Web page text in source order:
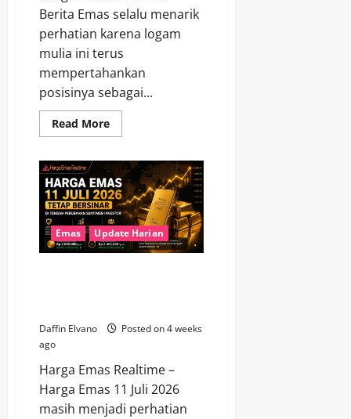
Berita Emas selalu menarik
perhatian karena logam
mulia ini terus
mempertahankan
posisinya sebagai...
Read MoreRead
more
Emas
Terbaru
Menjelaskan
Mengapa
Emas
Tetap
Menjadi
Aset
Favorit
Emas Update Harian
Daffin Elvano
Posted on 4 weeks
ago
Harga Emas Realtime –
Harga Emas 11 Juli 2026
masih menjadi perhatian